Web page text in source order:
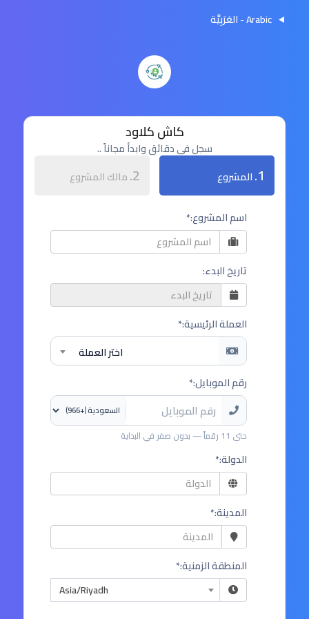
كاش كلاود
سجل في دقائق وابدأ مجاناً ..
1. المشروع 2. مالك المشروع
اسم المشروع:*
تاريخ البدء:
العملة الرئيسية:*
اختر العملة
رقم الموبايل:*
حتى 11 رقماً — بدون صفر في البداية
الدولة:*
المدينة:*
المنطقة الزمنية:*
Asia/Riyadh